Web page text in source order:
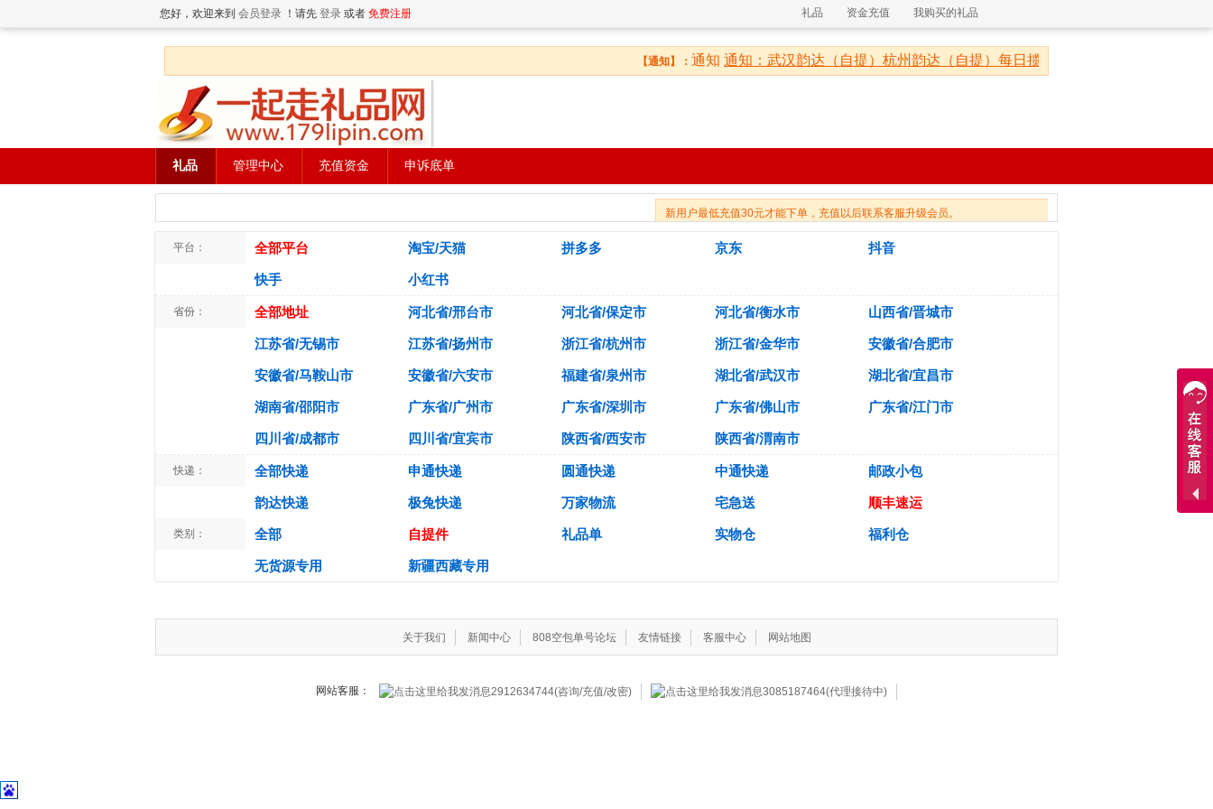
您好，欢迎来到 会员登录 ！请先 登录 或者 免费注册 我购买的礼品
资金充值
礼品
【通知】：通知通知：武汉韵达（自提）杭州韵达（自提）每日揽收一次，晚上12点以后才
礼品 管理中心 充值资金 申诉底单
新用户最低充值30元才能下单，充值以后联系客服升级会员。
平台： 全部平台 淘宝/天猫 拼多多 京东 抖音
快手 小红书
省份： 全部地址 河北省/邢台市 河北省/保定市 河北省/衡水市 山西省/晋城市
江苏省/无锡市 江苏省/扬州市 浙江省/杭州市 浙江省/金华市 安徽省/合肥市
安徽省/马鞍山市 安徽省/六安市 福建省/泉州市 湖北省/武汉市 湖北省/宜昌市
湖南省/邵阳市 广东省/广州市 广东省/深圳市 广东省/佛山市 广东省/江门市
四川省/成都市 四川省/宜宾市 陕西省/西安市 陕西省/渭南市
快递： 全部快递 申通快递 圆通快递 中通快递 邮政小包
韵达快递 极兔快递 万家物流 宅急送 顺丰速运
类别： 全部 自提件 礼品单 实物仓 福利仓
无货源专用 新疆西藏专用
关于我们 新闻中心 808空包单号论坛 友情链接 客服中心 网站地图
网站客服： 2912634744(咨询/充值/改密) 3085187464(代理接待中)